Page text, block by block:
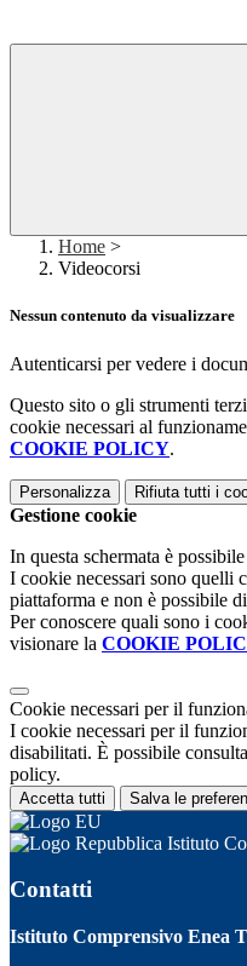
Home >
Videocorsi
Nessun contenuto da visualizzare
Autenticarsi per vedere i
Questo sito o gli strumenti
cookie necessari al
COOKIE POLICY.
Personalizza Rifiuta tutti i
Gestione cookie
In questa schermata è
I cookie necessari sono quelli
piattaforma e non è possibile
Per conoscere quali sono i
visionare la COOKIE
Cookie necessari per il
I cookie necessari per il
disabilitati. È possibile
policy.
Accetta tutti Salva le
Istituto
Contatti
Istituto Comprensivo Enea